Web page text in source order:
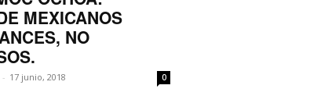
MEXICANOS
NO
- 17 junio, 2018 0